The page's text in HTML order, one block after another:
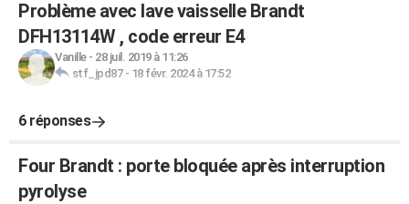
Problème avec lave vaisselle Brandt
DFH13114W , code erreur E4
Vanille- 28 juil. 2019 à 11:26
stf_jpd87- 18 févr. 2024 à 17:52
6 réponses
Four Brandt : porte bloquée après interruption
pyrolyse